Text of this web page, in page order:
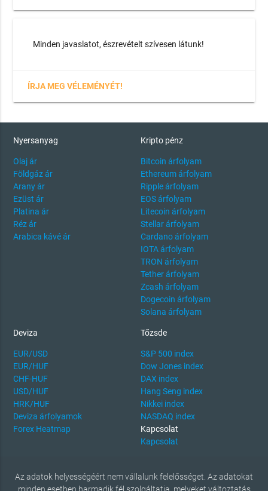
Minden javaslatot, észrevételt szívesen látunk!
ÍRJA MEG VÉLEMÉNYÉT!
Nyersanyag
Olaj ár
Földgáz ár
Arany ár
Ezüst ár
Platina ár
Réz ár
Arabica kávé ár
Kripto pénz
Bitcoin árfolyam
Ethereum árfolyam
Ripple árfolyam
EOS árfolyam
Litecoin árfolyam
Stellar árfolyam
Cardano árfolyam
IOTA árfolyam
TRON árfolyam
Tether árfolyam
Zcash árfolyam
Dogecoin árfolyam
Solana árfolyam
Deviza
EUR/USD
EUR/HUF
CHF-HUF
USD/HUF
HRK/HUF
Deviza árfolyamok
Forex Heatmap
Tőzsde
S&P 500 index
Dow Jones index
DAX index
Hang Seng index
Nikkei index
NASDAQ index
Kapcsolat
Kapcsolat
Az adatok helyességéért nem vállalunk felelősséget. Az adatokat